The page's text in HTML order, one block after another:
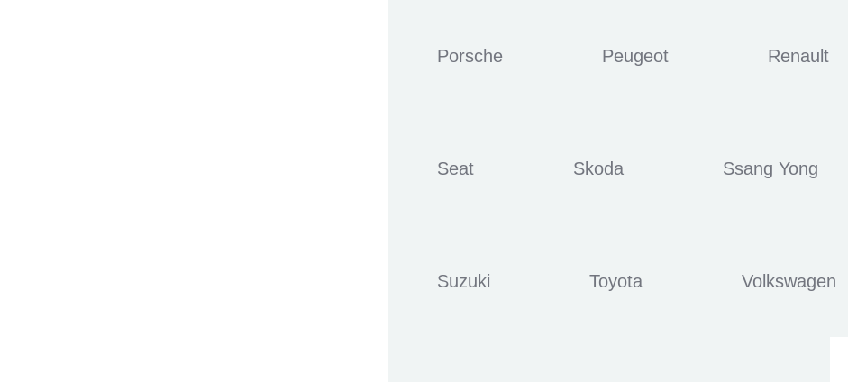
Porsche Peugeot Renault
Seat Skoda Ssang Yong
Suzuki Toyota Volkswagen